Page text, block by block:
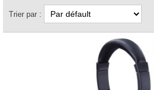
Trier par :